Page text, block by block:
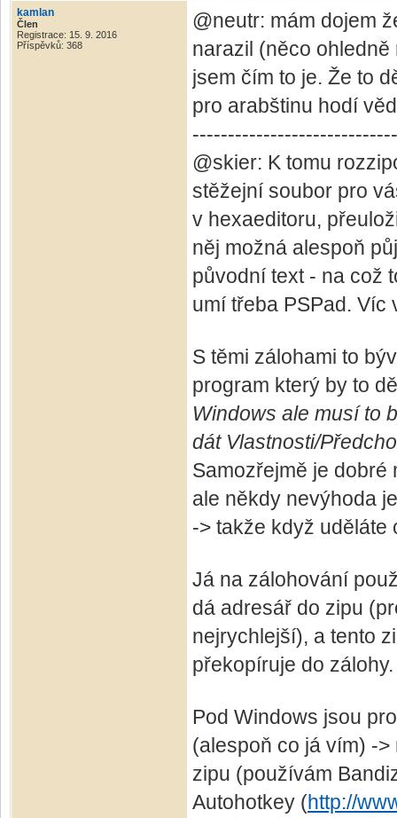
kamlan
Člen
Registrace: 15. 9. 2016
Příspěvků: 368
@neutr: mám dojem
narazil (něco
jsem čím to je. Že to
pro arabštinu hodí
@skier: K tomu
stěžejní soubor pro
v hexaeditoru,
něj možná alespoň
původní text - na což
umí třeba PSPad. Víc
S těmi zálohami to
program který by to
Windows ale musí to
dát Vlastnosti/
Samozřejmě je dobré
ale někdy nevýhoda
-> takže když uděláte
Já na zálohování
dá adresář do zipu
nejrychlejší), a tento
překopíruje do zálohy.
Pod Windows jsou
(alespoň co já vím) -
zipu (používám
Autohotkey (http://